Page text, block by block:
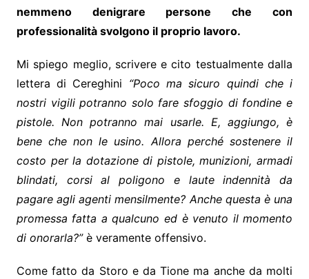
nemmeno denigrare persone che con
professionalità svolgono il proprio lavoro.
Mi spiego meglio, scrivere e cito testualmente dalla
lettera di Cereghini “Poco ma sicuro quindi che i
nostri vigili potranno solo fare sfoggio di fondine e
pistole. Non potranno mai usarle. E, aggiungo, è
bene che non le usino. Allora perché sostenere il
costo per la dotazione di pistole, munizioni, armadi
blindati, corsi al poligono e laute indennità da
pagare agli agenti mensilmente? Anche questa è una
promessa fatta a qualcuno ed è venuto il momento
di onorarla?”è veramente offensivo.
Come fatto da Storo e da Tione ma anche da molti